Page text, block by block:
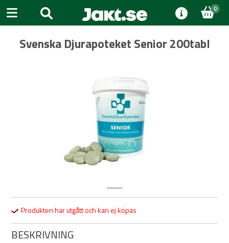
0
Svenska Djurapoteket Senior 200tabl
Produkten har utgått och kan ej köpas
BESKRIVNING